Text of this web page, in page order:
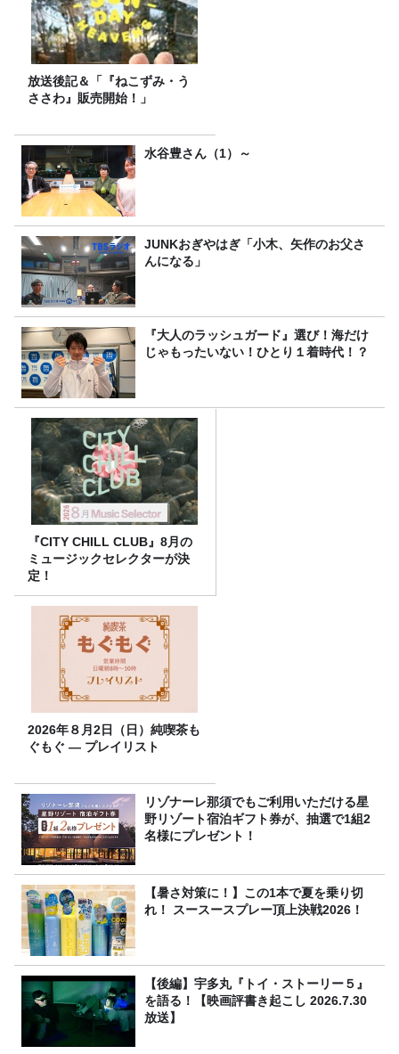
放送後記＆「『ねこずみ・う
ささわ』販売開始！」
水谷豊さん（1）～
JUNKおぎやはぎ「小木、矢作のお父さ
んになる」
『大人のラッシュガード』選び！海だけ
じゃもったいない！ひとり１着時代！？
『CITY CHILL CLUB』8月の
ミュージックセレクターが決
定！
2026年８月2日（日）純喫茶も
ぐもぐ ― プレイリスト
リゾナーレ那須でもご利用いただける星
野リゾート宿泊ギフト券が、抽選で1組2
名様にプレゼント！
【暑さ対策に！】この1本で夏を乗り切
れ！ スースースプレー頂上決戦2026！
【後編】宇多丸『トイ・ストーリー５』
を語る！【映画評書き起こし 2026.7.30
放送】